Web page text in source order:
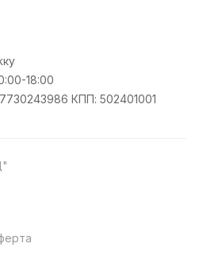
18:00
КПП: 502401001